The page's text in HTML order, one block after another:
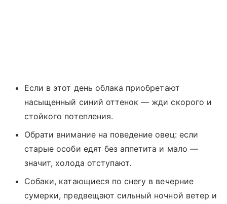
Если в этот день облака приобретают
насыщенный синий оттенок — жди скорого и
стойкого потепления.
Обрати внимание на поведение овец: если
старые особи едят без аппетита и мало —
значит, холода отступают.
Собаки, катающиеся по снегу в вечерние
сумерки, предвещают сильный ночной ветер и